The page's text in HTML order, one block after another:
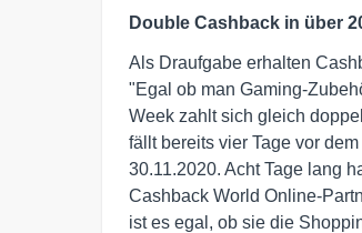
Double Cashback in über
Als Draufgabe erhalten
"Egal ob man Gaming-
Week zahlt sich gleich
fällt bereits vier Tage vor
30.11.2020. Acht Tage lang
Cashback World Online-
ist es egal, ob sie die